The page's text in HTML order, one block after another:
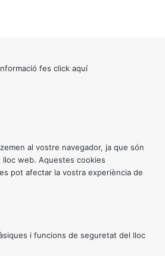
fes click aquí
al vostre navegador, ja que són
web. Aquestes cookies
pot afectar la vostra experiència de
i funcions de seguretat del lloc